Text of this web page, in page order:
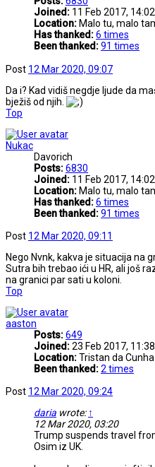
Joined: 11 Feb 2017, 14:02
Location: Malo tu, malo
Has thanked:6 times
Been thanked:91 times
Post 12 Mar 2020, 09:07
Da i? Kad vidiš negdje ljude da
bježiš od njih.
Top
Nukac
Davorich
Posts:6830
Joined: 11 Feb 2017, 14:02
Location:Malo tu, malo
Has thanked:6 times
Been thanked:91 times
Post 12 Mar 2020, 09:11
Nego Nvnk, kakva je situacija na
Sutra bih trebao ići u HR, ali još
na granici par sati u koloni.
Top
aaston
Posts:649
Joined:23 Feb 2017, 11:38
Location:Tristan da Cunha
Been thanked:2 times
Post 12 Mar 2020, 09:24
daria wrote: ↑
12 Mar 2020, 03:20
Trump suspends travel
Osim iz UK.